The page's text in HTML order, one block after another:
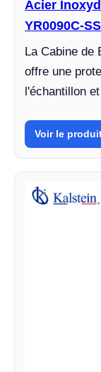
Acier
YR0090C-SS
La Cabine de
offre une
l'échantillon
Voir le